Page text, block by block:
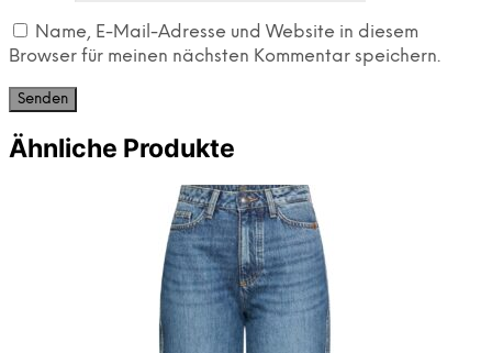
Name, E-Mail-Adresse und Website in diesem
Browser für meinen nächsten Kommentar speichern.
Ähnliche Produkte